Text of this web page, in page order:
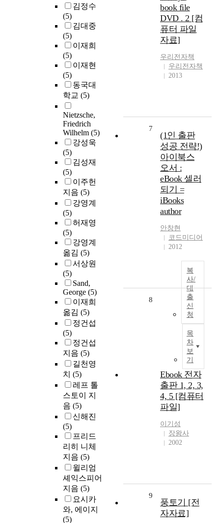
김정수
(5)
김대중
(5)
이재희
(5)
이재현
(5)
동국대
학교 (5)
Nietzsche,
Friedrich
Wilhelm (5)
강성욱
(5)
김성재
(5)
이주헌
지음 (5)
강영계
(5)
허재영
(5)
강영계
옮김 (5)
서상원
(5)
Sand,
George (5)
이재희
옮김 (5)
정건섭
(5)
정건섭
지음 (5)
길천영
치 (5)
레프 톨
스토이 지
음 (5)
신해진
(5)
프리드
리히 니체
지음 (5)
윌리엄
셰익스피어
지음 (5)
요시카
와, 에이지
(5)
book file
DVD . 2 [컴
퓨터 파일
자료]
우리전자책
우리전자책
2013
7
(1인 출판
성공 전략!)
아이북스
오서 :
eBook 셀러
되기 =
iBooks
author
안창현
코드미디어
2012
복
사/
대
출
신
청
목
차
보
기
8
Ebook 전자
출판 1, 2, 3,
4, 5 [컴퓨터
파일]
이기성
장왕사
2002
9
풍토기 [전
자자료]